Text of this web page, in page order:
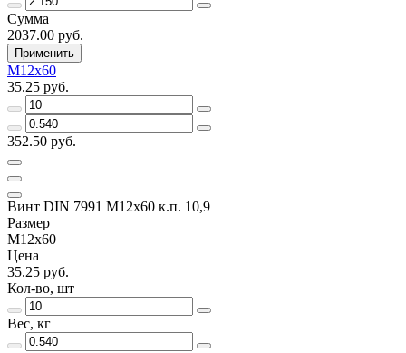
Сумма
2037.00 руб.
Применить
M12x60
35.25 руб.
352.50 руб.
Винт DIN 7991 M12х60 к.п. 10,9
Размер
M12x60
Цена
35.25 руб.
Кол-во, шт
Вес, кг